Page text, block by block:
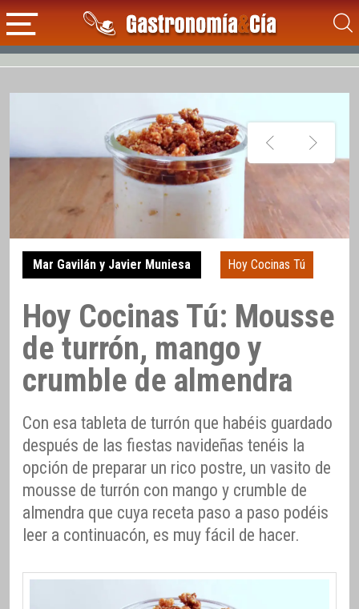
Mar Gavilán y Javier Muniesa Hoy Cocinas Tú
Hoy Cocinas Tú: Mousse
de turrón, mango y
crumble de almendra
Con esa tableta de turrón que habéis guardado
después de las fiestas navideñas tenéis la
opción de preparar un rico postre, un vasito de
mousse de turrón con mango y crumble de
almendra que cuya receta paso a paso podéis
leer a continuacón, es muy fácil de hacer.